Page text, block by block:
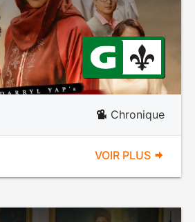
Chronique
VOIR PLUS